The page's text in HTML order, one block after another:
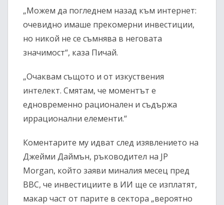
„Можем да погледнем назад към интернет:
очевидно имаше прекомерни инвестиции,
но никой не се съмнява в неговата
значимост“, каза Пичай.
„Очаквам същото и от изкуствения
интелект. Смятам, че моментът е
едновременно рационален и съдържа
иррационални елементи.“
Коментарите му идват след изявлението на
Джейми Даймън, ръководител на JP
Morgan, който заяви миналия месец пред
BBC, че инвестициите в ИИ ще се изплатят,
макар част от парите в сектора „вероятно